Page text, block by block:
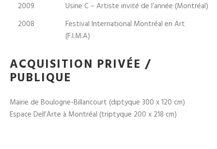
2009
Usine C – Artiste invité de l’année (Montréal)
2008
Festival International Montréal en Art
(F.I.M.A)
ACQUISITION PRIVÉE /
PUBLIQUE
Mairie de Boulogne-Billancourt (diptyque 300 x 120 cm)
Espace Dell’Arte à Montréal (triptyque 200 x 218 cm)